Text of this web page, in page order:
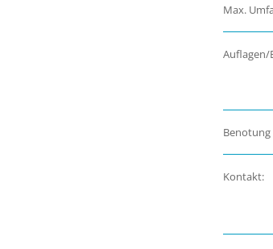
Max.
Auflagen/
Kontakt: